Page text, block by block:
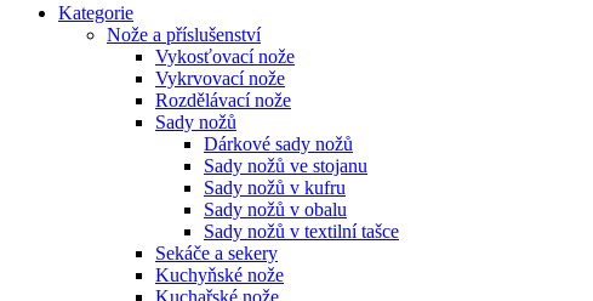
Kategorie
Nože a příslušenství
Vykosťovací nože
Vykrvovací nože
Rozdělávací nože
Sady nožů
Dárkové sady nožů
Sady nožů ve stojanu
Sady nožů v kufru
Sady nožů v obalu
Sady nožů v textilní tašce
Sekáče a sekery
Kuchyňské nože
Kuchařské nože